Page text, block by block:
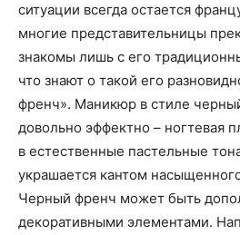
ситуации всегда остается
многие представительницы
знакомы лишь с его
что знают о такой его
френч». Маникюр в стиле
довольно эффектно – ногтевая
в естественные пастельные
украшается кантом
Черный френч может быть
декоративными элементами.